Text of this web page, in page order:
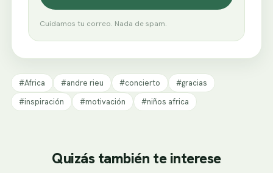
Cuidamos tu correo. Nada de spam.
#Africa #andre rieu #concierto
#gracias
#inspiración
#motivación #niños africa
Quizás también te interese